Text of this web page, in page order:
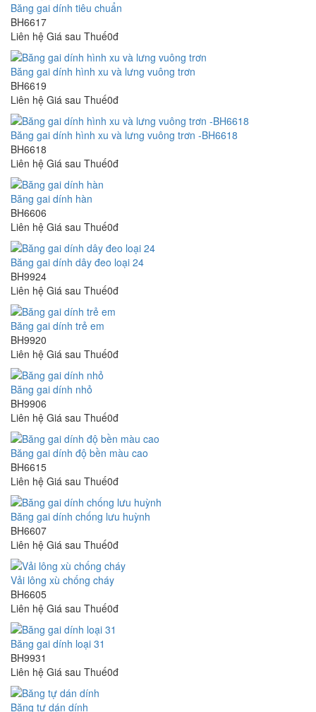
Băng gai dính tiêu chuẩn
BH6617
Liên hệ Giá sau Thuế0đ
Băng gai dính hình xu và lưng vuông trơn
BH6619
Liên hệ Giá sau Thuế0đ
Băng gai dính hình xu và lưng vuông trơn -BH6618
BH6618
Liên hệ Giá sau Thuế0đ
Băng gai dính hàn
BH6606
Liên hệ Giá sau Thuế0đ
Băng gai dính dây đeo loại 24
BH9924
Liên hệ Giá sau Thuế0đ
Băng gai dính trẻ em
BH9920
Liên hệ Giá sau Thuế0đ
Băng gai dính nhỏ
BH9906
Liên hệ Giá sau Thuế0đ
Băng gai dính độ bền màu cao
BH6615
Liên hệ Giá sau Thuế0đ
Băng gai dính chống lưu huỳnh
BH6607
Liên hệ Giá sau Thuế0đ
Vải lông xù chống cháy
BH6605
Liên hệ Giá sau Thuế0đ
Băng gai dính loại 31
BH9931
Liên hệ Giá sau Thuế0đ
Băng tự dán dính